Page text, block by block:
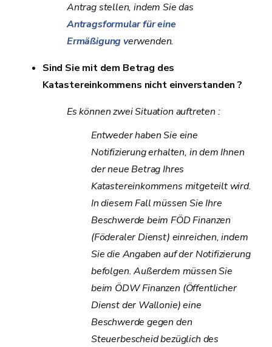
Antrag stellen, indem Sie das
Antragsformular für eine
Ermäßigung verwenden.
Sind Sie mit dem Betrag des
Katastereinkommens nicht einverstanden ?
Es können zwei Situation auftreten :
Entweder haben Sie eine
Notifizierung erhalten, in dem Ihnen
der neue Betrag Ihres
Katastereinkommens mitgeteilt wird.
In diesem Fall müssen Sie Ihre
Beschwerde beim FÖD Finanzen
(Föderaler Dienst) einreichen, indem
Sie die Angaben auf der Notifizierung
befolgen. Außerdem müssen Sie
beim ÖDW Finanzen (Öffentlicher
Dienst der Wallonie) eine
Beschwerde gegen den
Steuerbescheid bezüglich des